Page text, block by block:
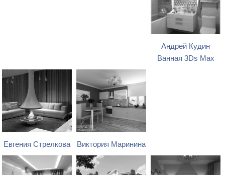
Андрей Кудин
Ванная 3Ds Max
Евгения Стрелкова Виктория Маринина